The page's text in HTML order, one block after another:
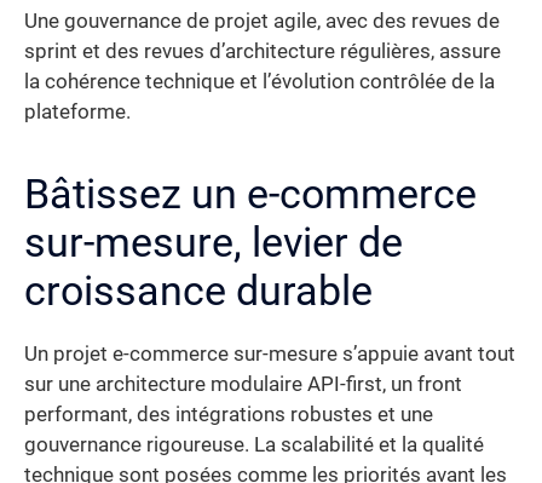
Une gouvernance de projet agile, avec des revues de
sprint et des revues d’architecture régulières, assure
la cohérence technique et l’évolution contrôlée de la
plateforme.
Bâtissez un e-commerce
sur-mesure, levier de
croissance durable
Un projet e-commerce sur-mesure s’appuie avant tout
sur une architecture modulaire API-first, un front
performant, des intégrations robustes et une
gouvernance rigoureuse. La scalabilité et la qualité
technique sont posées comme les priorités avant les